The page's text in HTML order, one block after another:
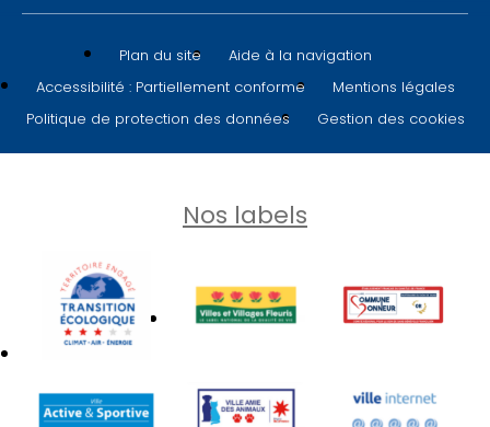
Plan du site
Aide à la navigation
Accessibilité : Partiellement conforme
Mentions légales
Politique de protection des données
Gestion des cookies
Nos labels